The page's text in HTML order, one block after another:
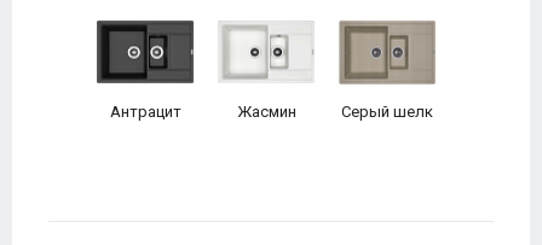
Антрацит Жасмин Серый шелк